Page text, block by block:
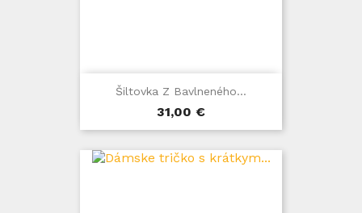
Šiltovka Z Bavlneného...
Cena
31,00 €